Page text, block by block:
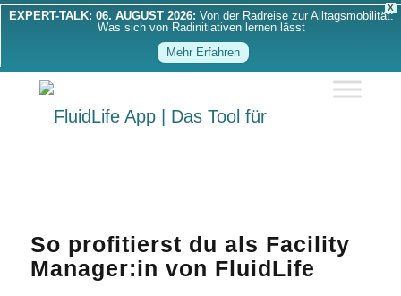
X
EXPERT-TALK: 06. AUGUST 2026: Von der Radreise zur Alltagsmobilität:
Was sich von Radinitiativen lernen lässt
Mehr Erfahren
So profitierst du als Facility
Manager:in von FluidLife